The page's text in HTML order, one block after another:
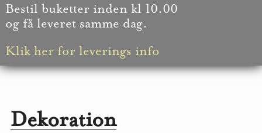
Bestil buketter inden kl 10.00
og få leveret samme dag.
Klik her for leverings info
Dekoration